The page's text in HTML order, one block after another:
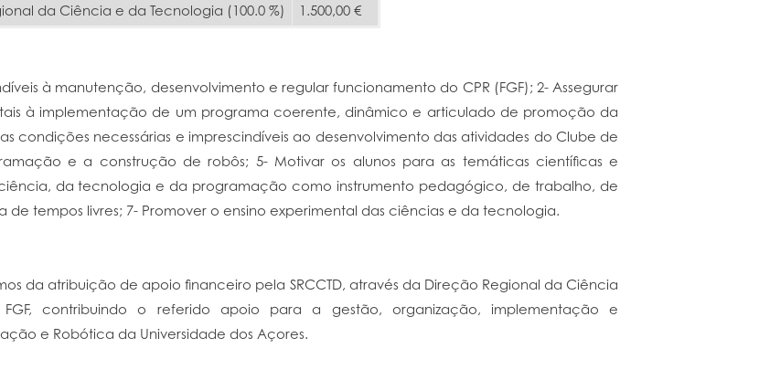
da Ciência e da Tecnologia (100.0 %)
1.500,00 €
à manutenção, desenvolvimento e regular funcionamento do CPR (FGF); 2- Assegurar
à implementação de um programa coerente, dinâmico e articulado de promoção da
condições necessárias e imprescindíveis ao desenvolvimento das atividades do Clube de
e a construção de robôs; 5- Motivar os alunos para as temáticas científicas e
da tecnologia e da programação como instrumento pedagógico, de trabalho, de
tempos livres; 7- Promover o ensino experimental das ciências e da tecnologia.
da atribuição de apoio financeiro pela SRCCTD, através da Direção Regional da Ciência
contribuindo o referido apoio para a gestão, organização, implementação e
e Robótica da Universidade dos Açores.